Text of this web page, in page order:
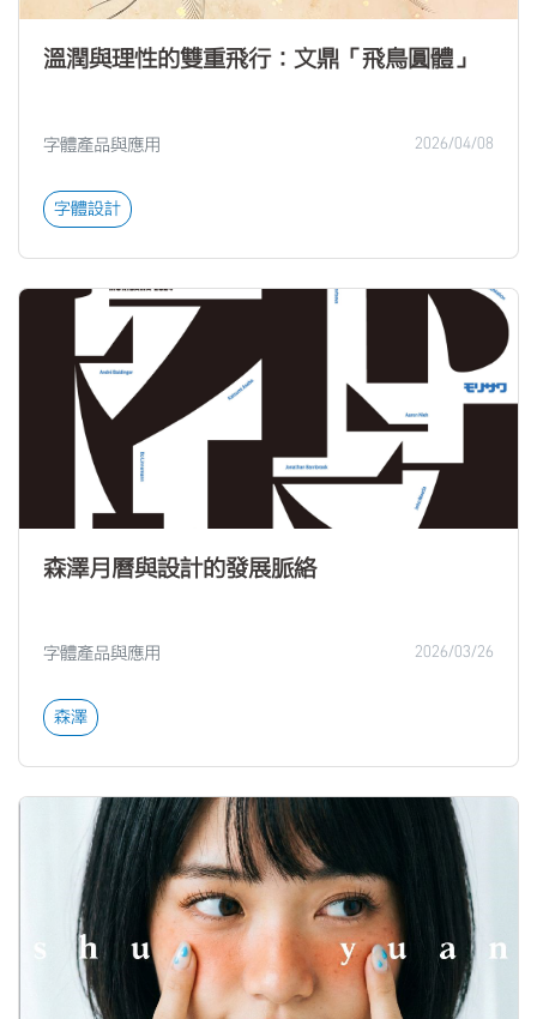
溫潤與理性的雙重飛行：文鼎「飛鳥圓體」
字體產品與應用 2026/04/08
字體設計
森澤月曆與設計的發展脈絡
字體產品與應用 2026/03/26
森澤